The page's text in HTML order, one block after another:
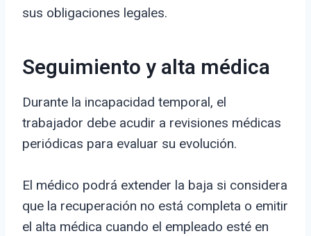
sus obligaciones legales.
Seguimiento y alta médica
Durante la incapacidad temporal, el
trabajador debe acudir a revisiones médicas
periódicas para evaluar su evolución.
El médico podrá extender la baja si considera
que la recuperación no está completa o emitir
el alta médica cuando el empleado esté en